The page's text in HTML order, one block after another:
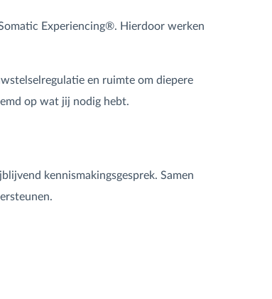
Experiencing®. Hierdoor werken
en ruimte om diepere
op wat jij nodig hebt.
kennismakingsgesprek. Samen